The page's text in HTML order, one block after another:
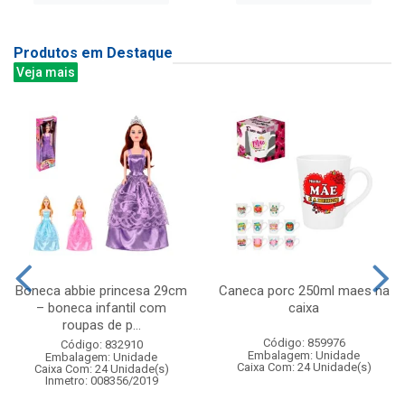
Produtos em Destaque
Veja mais
Boneca abbie princesa 29cm
– boneca infantil com
roupas de p...
Código: 832910
Embalagem: Unidade
Caixa Com: 24 Unidade(s)
Inmetro: 008356/2019
Caneca porc 250ml maes na
caixa
Código: 859976
Embalagem: Unidade
Caixa Com: 24 Unidade(s)